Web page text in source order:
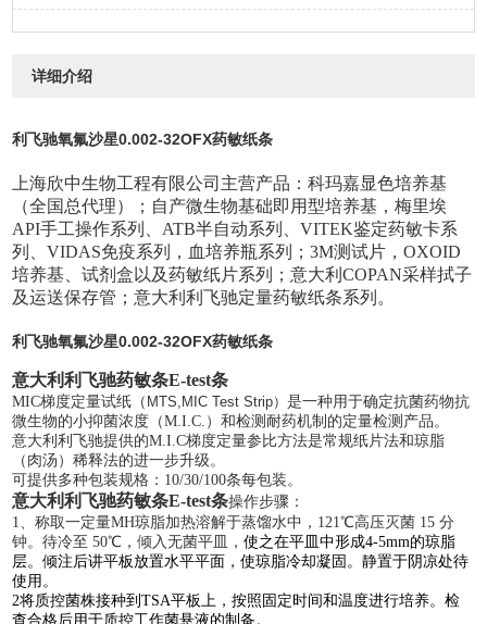
详细介绍
利飞驰氧氟沙星0.002-32OFX药敏纸条
上海欣中生物工程有限公司主营产品：科玛嘉显色培养基
（全国总代理）；自产微生物基础即用型培养基，梅里埃
API手工操作系列、ATB半自动系列、VITEK鉴定药敏卡系
列、VIDAS免疫系列，血培养瓶系列；3M测试片，OXOID
培养基、试剂盒以及药敏纸片系列；意大利COPAN采样拭子
及运送保存管；意大利利飞驰定量药敏纸条系列。
利飞驰氧氟沙星0.002-32OFX药敏纸条
意大利利飞驰药敏条E-test条
MIC梯度定量试纸（ MTS, MIC Test Strip）是一种用于确定抗菌药物抗
微生物的小抑菌浓度（M.I.C. ）和检测耐药机制的定量检测产品。
意大利利飞驰提供的M.I.C梯度定量参比方法是常规纸片法和琼脂
（肉汤）稀释法的进一步升级。
可提供多种包装规格： 10/30/100条每包装。
意大利利飞驰药敏条E-test条操作步骤：
1、称取一定量MH琼脂加热溶解于蒸馏水中，121℃高压灭菌 15 分
钟。待冷至 50℃，倾入无菌平皿，使之在平皿中形成4-5mm的琼脂
层。倾注后讲平板放置水平平面，使琼脂冷却凝固。静置于阴凉处待
使用。
2将质控菌株接种到TSA平板上，按照固定时间和温度进行培养。检
查合格后用于质控工作菌悬液的制备。